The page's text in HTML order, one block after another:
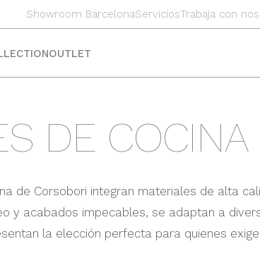
Showroom BarcelonaServiciosTrabaja con
OUTLET
DE COCINA
de Corsobori integran materiales de alta
y acabados impecables, se adaptan a
la elección perfecta para quienes